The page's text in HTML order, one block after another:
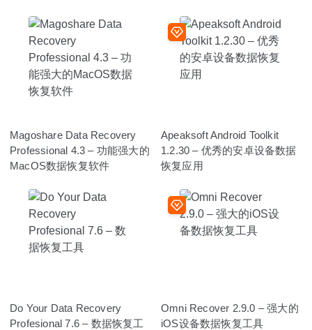
Magoshare Data Recovery
Professional 4.3 – 功能强大的
MacOS数据恢复软件
Apeaksoft Android Toolkit
1.2.30 – 优秀的安卓设备数据
恢复应用
Do Your Data Recovery
Profesional 7.6 – 数据恢复工
Omni Recover 2.9.0 – 强大的
iOS设备数据恢复工具